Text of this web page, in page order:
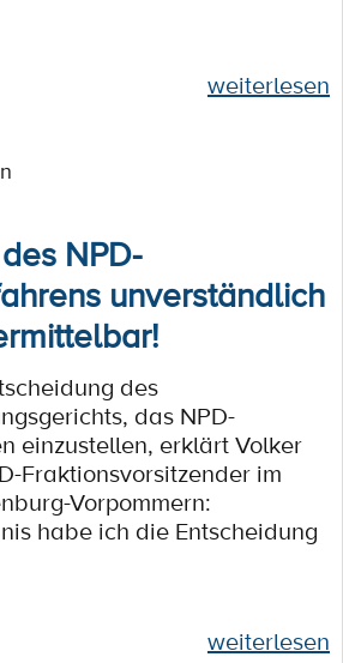
weiterlesen
NPD-
unverständlich
des
das NPD-
einzustellen, erklärt Volker
Fraktionsvorsitzender im
Vorpommern:
habe ich die Entscheidung
weiterlesen